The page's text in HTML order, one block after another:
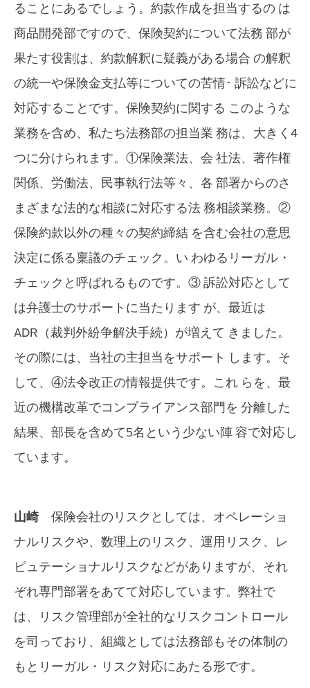
ることにあるでしょう。約款作成を担当するの は
商品開発部ですので、保険契約について法務 部が
果たす役割は、約款解釈に疑義がある場合 の解釈
の統一や保険金支払等についての苦情･ 訴訟などに
対応することです。保険契約に関する このような
業務を含め、私たち法務部の担当業 務は、大きく4
つに分けられます。①保険業法、会 社法、著作権
関係、労働法、民事執行法等々、各 部署からのさ
まざまな法的な相談に対応する法 務相談業務。②
保険約款以外の種々の契約締結 を含む会社の意思
決定に係る稟議のチェック。い わゆるリーガル・
チェックと呼ばれるものです。③ 訴訟対応として
は弁護士のサポートに当たります が、最近は
ADR（裁判外紛争解決手続）が増えて きました。
その際には、当社の主担当をサポート します。そ
して、④法令改正の情報提供です。これ らを、最
近の機構改革でコンプライアンス部門を 分離した
結果、部長を含めて5名という少ない陣 容で対応し
ています。
山崎保険会社のリスクとしては、オペレーショ
ナルリスクや、数理上のリスク、運用リスク、レ
ピュテーショナルリスクなどがありますが、それ
ぞれ専門部署をあてて対応しています。弊社で
は、リスク管理部が全社的なリスクコントロール
を司っており、組織としては法務部もその体制の
もとリーガル・リスク対応にあたる形です。